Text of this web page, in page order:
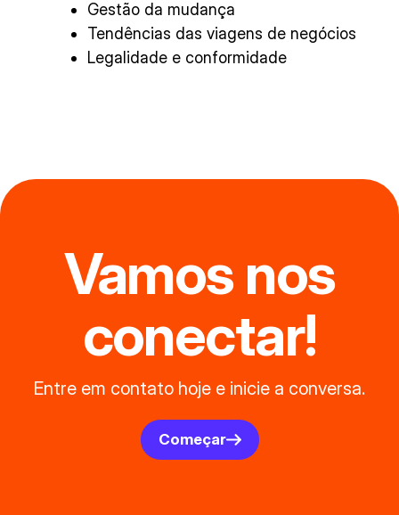
Gestão da mudança
Tendências das viagens de negócios
Legalidade e conformidade
Vamos nos
conectar!
Entre em contato hoje e inicie a conversa.
Começar